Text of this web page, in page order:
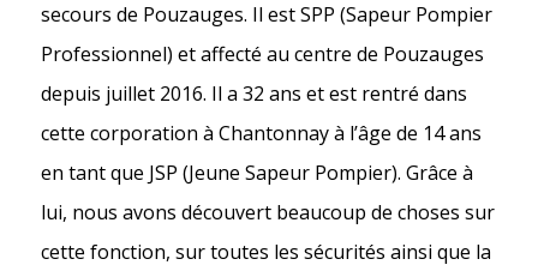
secours de Pouzauges. Il est SPP (Sapeur Pompier
Professionnel) et affecté au centre de Pouzauges
depuis juillet 2016. Il a 32 ans et est rentré dans
cette corporation à Chantonnay à l’âge de 14 ans
en tant que JSP (Jeune Sapeur Pompier). Grâce à
lui, nous avons découvert beaucoup de choses sur
cette fonction, sur toutes les sécurités ainsi que la